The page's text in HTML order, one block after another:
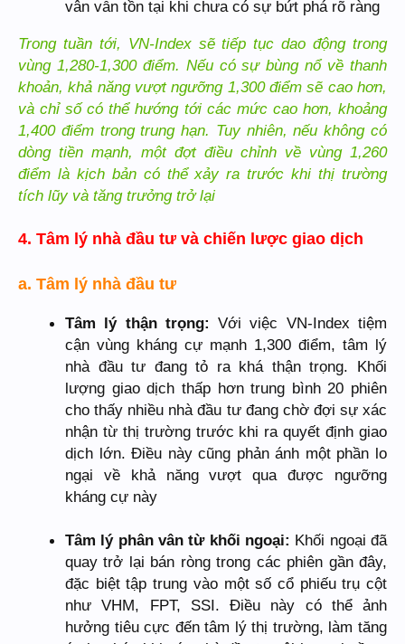
vân vẫn tồn tại khi chưa có sự bứt phá rõ ràng
Trong tuần tới, VN-Index sẽ tiếp tục dao động trong
vùng 1,280-1,300 điểm. Nếu có sự bùng nổ về thanh
khoản, khả năng vượt ngưỡng 1,300 điểm sẽ cao hơn,
và chỉ số có thể hướng tới các mức cao hơn, khoảng
1,400 điểm trong trung hạn. Tuy nhiên, nếu không có
dòng tiền mạnh, một đợt điều chỉnh về vùng 1,260
điểm là kịch bản có thể xảy ra trước khi thị trường
tích lũy và tăng trưởng trở lại
4. Tâm lý nhà đầu tư và chiến lược giao dịch
a. Tâm lý nhà đầu tư
Tâm lý thận trọng:Với việc VN-Index tiệm
cận vùng kháng cự mạnh 1,300 điểm, tâm lý
nhà đầu tư đang tỏ ra khá thận trọng. Khối
lượng giao dịch thấp hơn trung bình 20 phiên
cho thấy nhiều nhà đầu tư đang chờ đợi sự xác
nhận từ thị trường trước khi ra quyết định giao
dịch lớn. Điều này cũng phản ánh một phần lo
ngại về khả năng vượt qua được ngưỡng
kháng cự này
Tâm lý phân vân từ khối ngoại: Khối ngoại đã
quay trở lại bán ròng trong các phiên gần đây,
đặc biệt tập trung vào một số cổ phiếu trụ cột
như VHM, FPT, SSI. Điều này có thể ảnh
hưởng tiêu cực đến tâm lý thị trường, làm tăng